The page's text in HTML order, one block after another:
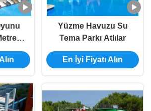
Eğri
Yüzme Havuzu Su
Tema Parkı Atlılar
En İyi Fiyatı Alın